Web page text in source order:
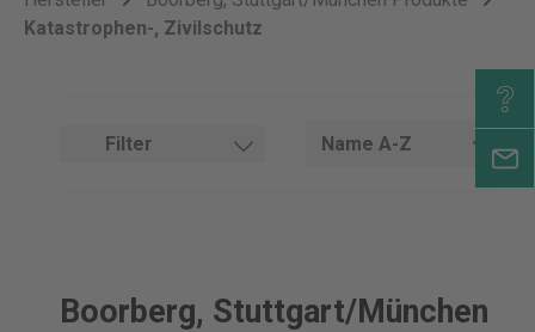
Katastrophen-, Zivilschutz
Filter
Boorberg, Stuttgart/München